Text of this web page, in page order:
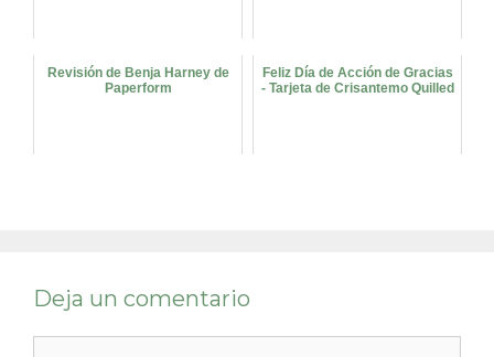
Revisión de Benja Harney de
Paperform
Feliz Día de Acción de Gracias
- Tarjeta de Crisantemo Quilled
Deja un comentario